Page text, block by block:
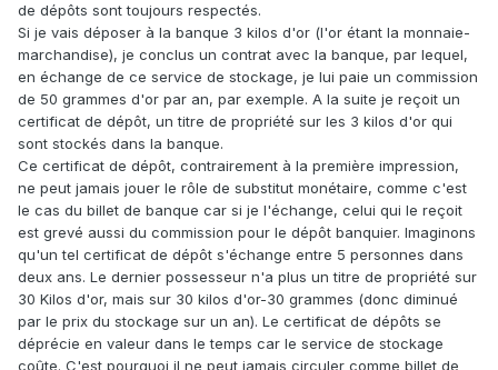
de dépôts sont toujours respectés.
Si je vais déposer à la banque 3 kilos d'or (l'or étant la monnaie-
marchandise), je conclus un contrat avec la banque, par lequel,
en échange de ce service de stockage, je lui paie un commission
de 50 grammes d'or par an, par exemple. A la suite je reçoit un
certificat de dépôt, un titre de propriété sur les 3 kilos d'or qui
sont stockés dans la banque.
Ce certificat de dépôt, contrairement à la première impression,
ne peut jamais jouer le rôle de substitut monétaire, comme c'est
le cas du billet de banque car si je l'échange, celui qui le reçoit
est grevé aussi du commission pour le dépôt banquier. Imaginons
qu'un tel certificat de dépôt s'échange entre 5 personnes dans
deux ans. Le dernier possesseur n'a plus un titre de propriété sur
30 Kilos d'or, mais sur 30 kilos d'or-30 grammes (donc diminué
par le prix du stockage sur un an). Le certificat de dépôts se
déprécie en valeur dans le temps car le service de stockage
coûte. C'est pourquoi il ne peut jamais circuler comme billet de